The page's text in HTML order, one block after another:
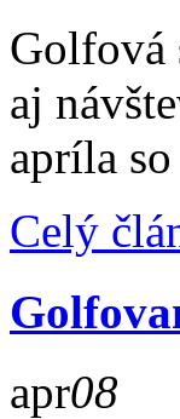
Golfová
aj
apríla
Celý
apr08